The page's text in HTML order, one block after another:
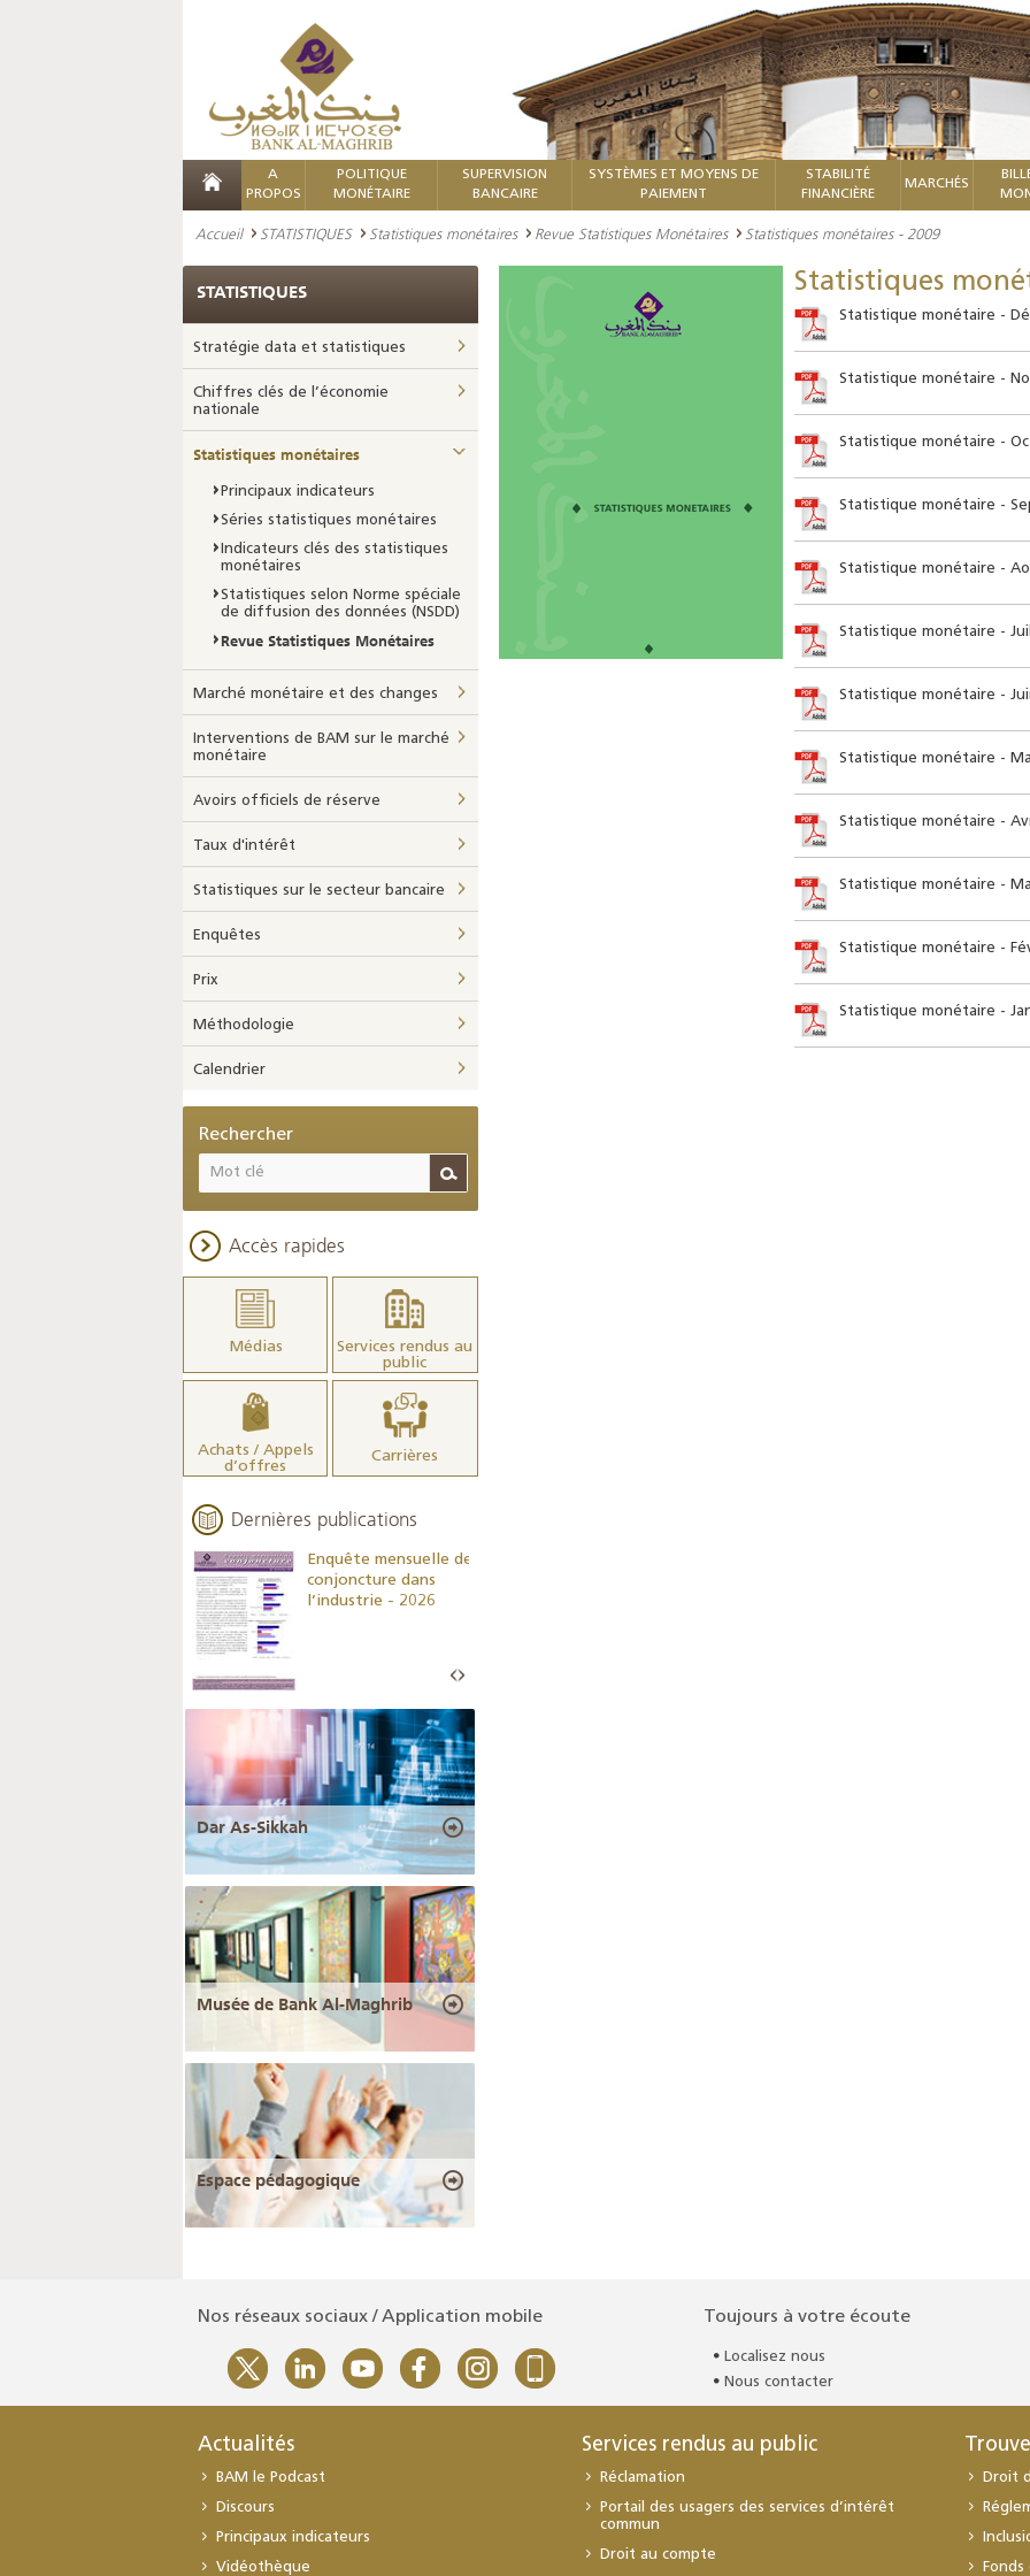
A
PROPOS
POLITIQUE
MONÉTAIRE
SUPERVISION
BANCAIRE
SYSTÈMES ET MOYENS DE
PAIEMENT
STABILITÉ
FINANCIÈRE
MARCHÉS
Accueil STATISTIQUES Statistiques monétaires Revue Statistiques Monétaires Statistiques monétaires - 2009
Statistiques
Statistique monétaire -
Statistique monétaire -
Statistique monétaire -
Statistique monétaire -
Statistique monétaire -
Statistique monétaire -
Statistique monétaire -
Statistique monétaire -
Statistique monétaire -
Statistique monétaire -
Statistique monétaire -
Statistique monétaire -
STATISTIQUES
Stratégie data et statistiques
Chiffres clés de l’économie
nationale
Statistiques monétaires
Principaux indicateurs
Séries statistiques monétaires
Indicateurs clés des statistiques
monétaires
Statistiques selon Norme spéciale
de diffusion des données (NSDD)
Revue Statistiques Monétaires
Marché monétaire et des changes
Interventions de BAM sur le marché
monétaire
Avoirs officiels de réserve
Taux d'intérêt
Statistiques sur le secteur bancaire
Enquêtes
Prix
Méthodologie
Calendrier
Rechercher
Accès rapides
Médias
Services rendus au
public
Achats / Appels
d’offres
Carrières
Dernières publications
Enquête mensuelle de
conjoncture dans
l’industrie - 2026
Dar As-Sikkah
Musée de Bank Al-Maghrib
Espace pédagogique
Nos réseaux sociaux / Application mobile Toujours à votre écoute
Localisez nous
Nous contacter
Actualités
BAM le Podcast
Discours
Principaux indicateurs
Vidéothèque
Services rendus au public
Réclamation
Portail des usagers des services d’intérêt
commun
Droit au compte
Droit